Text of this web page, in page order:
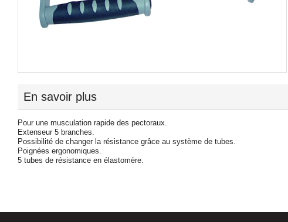
En savoir plus
Pour une musculation rapide des pectoraux.
Extenseur 5 branches.
Possibilité de changer la résistance grâce au système de tubes.
Poignées ergonomiques.
5 tubes de résistance en élastomère.